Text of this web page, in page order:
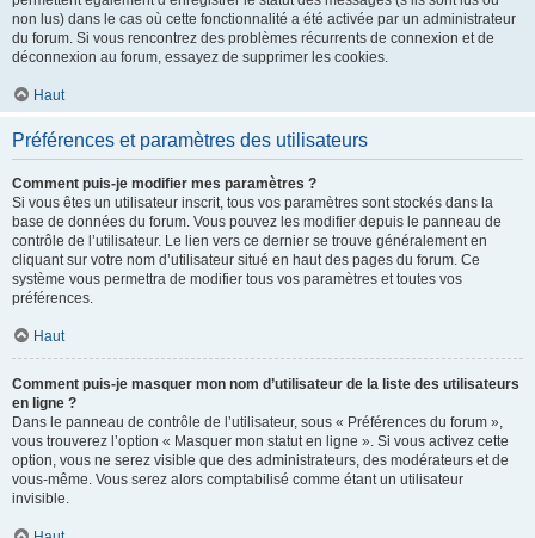
non lus) dans le cas où cette fonctionnalité a été activée par un administrateur
du forum. Si vous rencontrez des problèmes récurrents de connexion et de
déconnexion au forum, essayez de supprimer les cookies.
Haut
Préférences et paramètres des utilisateurs
Comment puis-je modifier mes paramètres ?
Si vous êtes un utilisateur inscrit, tous vos paramètres sont stockés dans la
base de données du forum. Vous pouvez les modifier depuis le panneau de
contrôle de l’utilisateur. Le lien vers ce dernier se trouve généralement en
cliquant sur votre nom d’utilisateur situé en haut des pages du forum. Ce
système vous permettra de modifier tous vos paramètres et toutes vos
préférences.
Haut
Comment puis-je masquer mon nom d’utilisateur de la liste des utilisateurs
en ligne ?
Dans le panneau de contrôle de l’utilisateur, sous « Préférences du forum »,
vous trouverez l’option « Masquer mon statut en ligne ». Si vous activez cette
option, vous ne serez visible que des administrateurs, des modérateurs et de
vous-même. Vous serez alors comptabilisé comme étant un utilisateur
invisible.